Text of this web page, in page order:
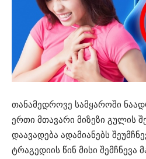
თანამედროვე სამყაროში
ერთი მთავარი მიზეზი გულის
დაავადება ადამიანებს
ტრაგედიის წინ მისი შემჩნევა